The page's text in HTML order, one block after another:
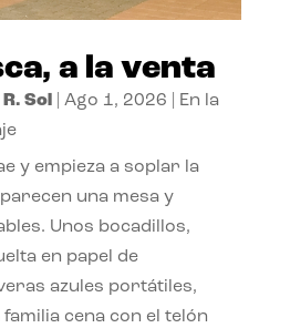
a la venta
Sol| Ago 1, 2026
En la
y empieza a soplar la
una mesa y
Unos bocadillos,
en papel de
azules portátiles,
familia cena con el telón